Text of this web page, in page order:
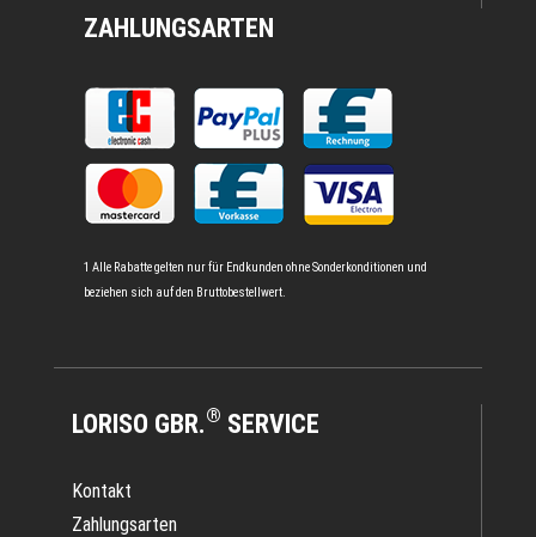
ZAHLUNGSARTEN
1 Alle Rabatte gelten nur für Endkunden ohne Sonderkonditionen und
beziehen sich auf den Bruttobestellwert.
LORISO GBR.® SERVICE
Kontakt
Zahlungsarten